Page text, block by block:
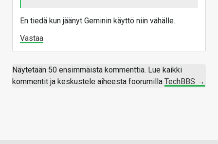
En tiedä kun jäänyt Geminin käyttö niin vähälle.
Vastaa
Näytetään 50 ensimmäistä kommenttia. Lue kaikki
kommentit ja keskustele aiheesta foorumilla TechBBS →